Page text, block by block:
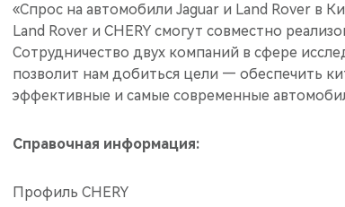
«Спрос на автомобили Jaguar и Land Rover в
Land Rover и CHERY смогут совместно
Сотрудничество двух компаний в сфере
позволит нам добиться цели — обеспечить
эффективные и самые современные
Справочная информация:
Профиль CHERY